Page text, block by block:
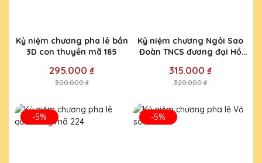
Kỷ niệm chương pha lê bắn
3D con thuyền mã 185
295.000 ₫
300.000 ₫
Kỷ niệm chương Ngôi Sao
Đoàn TNCS đương đại Hồ
315.000 ₫
320.000 ₫
-5% -5%